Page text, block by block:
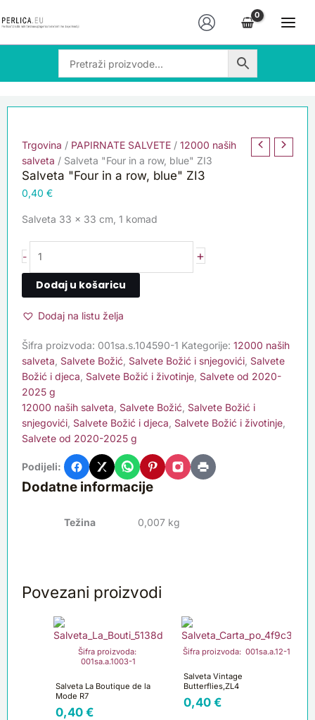
to
Trgovina / PAPIRNATE SALVETE / 12000 naših
salveta / Salveta "Four in a row, blue" ZI3
Salveta "Four in a row, blue" ZI3
0,40 €
Salveta 33 x 33 cm, 1 komad
-
"Four
blue"
+
Dodaj u košaricu
Dodaj na listu želja
Šifra proizvoda: 001sa.s.104590-1 Kategorije: 12000 naših
salveta Salvete Božić Salvete Božić i snjegovići Salvete
Božić i djeca Salvete Božić i životinje Salvete od 2020-
2025 g
12000 naših salveta Salvete Božić Salvete Božić i
snjegovići Salvete Božić i djeca Salvete Božić i životinje
Salvete od 2020-2025 g
Podijeli:
Dodatne informacije
Težina 0,007 kg
Povezani proizvodi
Šifra proizvoda:
001sa.a.1003-1
Salveta La Boutique de la
Mode R7
0,40 €
Šifra proizvoda: 001sa.a.12-1
Salveta Vintage
Butterflies,ZL4
0,40 €